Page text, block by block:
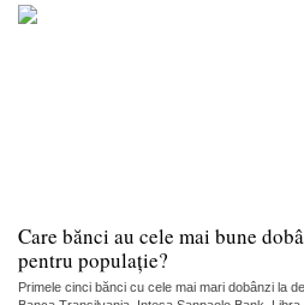
Care bănci au cele mai bune
pentru populație?
Primele cinci bănci cu cele mai mari dobânzi la